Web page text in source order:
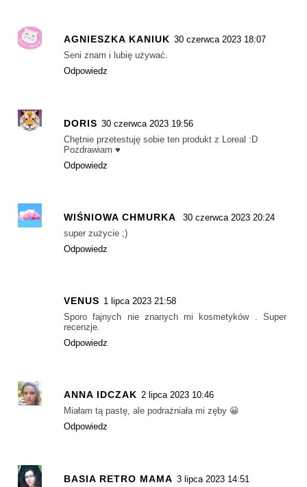
AGNIESZKA KANIUK 30 czerwca 2023 18:07
Seni znam i lubię używać.
Odpowiedz
DORIS 30 czerwca 2023 19:56
Chętnie przetestuję sobie ten produkt z Loreal :D
Pozdrawiam ♥
Odpowiedz
WIŚNIOWA CHMURKA
30 czerwca 2023 20:24
super zużycie ;)
Odpowiedz
VENUS 1 lipca 2023 21:58
Sporo fajnych nie znanych mi kosmetyków . Super
recenzje.
Odpowiedz
ANNA IDCZAK 2 lipca 2023 10:46
Miałam tą pastę, ale podrażniała mi zęby 😀
Odpowiedz
BASIA RETRO MAMA 3 lipca 2023 14:51